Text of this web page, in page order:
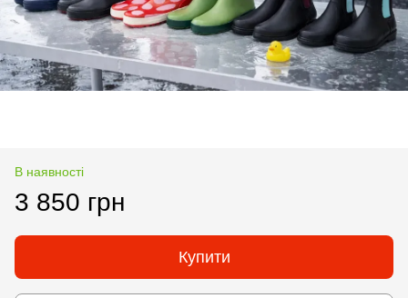
В наявності
3 850 грн
Купити